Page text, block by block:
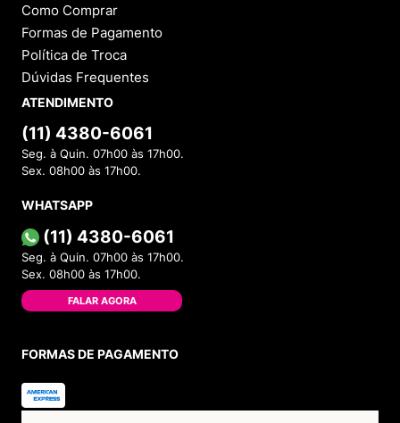
Como Comprar
Formas de Pagamento
Política de Troca
Dúvidas Frequentes
ATENDIMENTO
(11) 4380-6061
Seg. à Quin. 07h00 às 17h00.
Sex. 08h00 às 17h00.
WHATSAPP
(11) 4380-6061
Seg. à Quin. 07h00 às 17h00.
Sex. 08h00 às 17h00.
FALAR AGORA
FORMAS DE PAGAMENTO